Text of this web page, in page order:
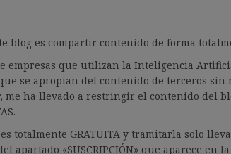
blog es compartir contenido de forma
empresas que utilizan la Inteligencia
se apropian del contenido de terceros
me ha llevado a restringir el contenido del
totalmente GRATUITA y tramitarla solo
apartado «SUSCRIPCIÓN» que aparece en